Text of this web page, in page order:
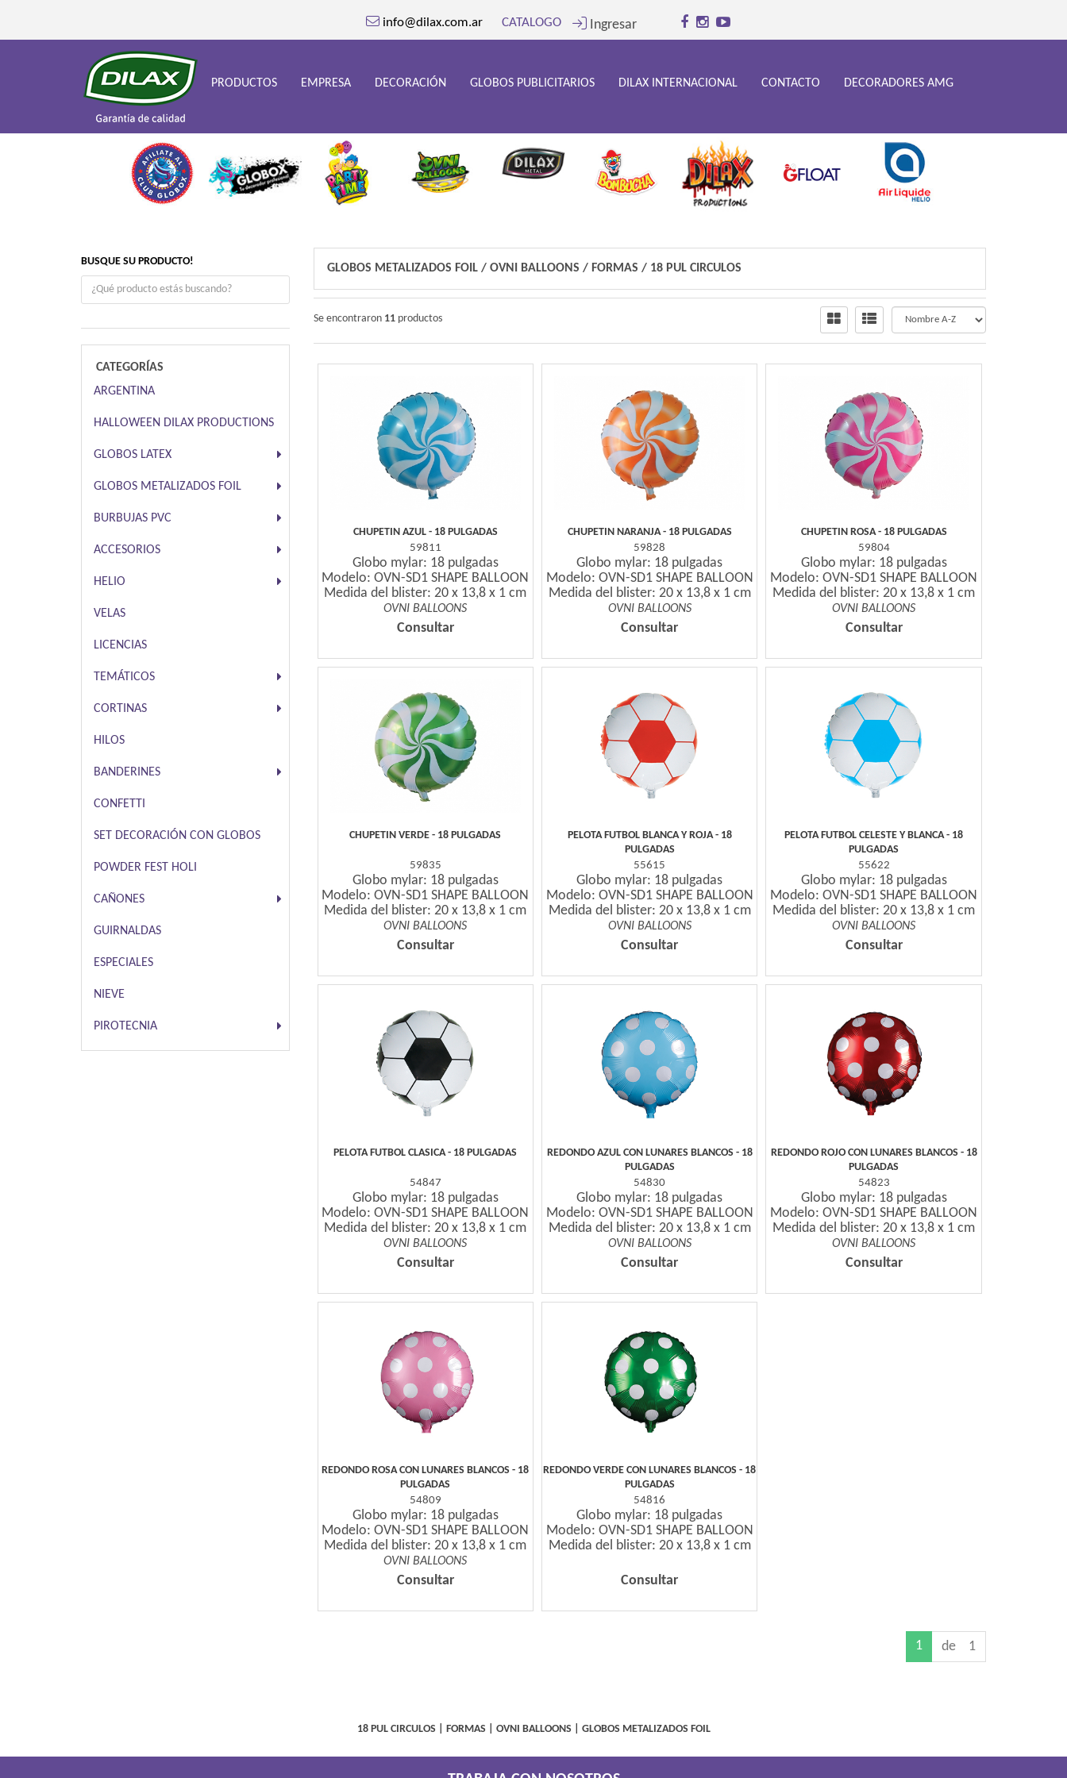
info@dilax.com.ar CATALOGO Ingresar
PRODUCTOS EMPRESA DECORACIÓN GLOBOS PUBLICITARIOS DILAX INTERNACIONAL CONTACTO DECORADORES AMG
BUSQUE SU PRODUCTO!
CATEGORÍAS
ARGENTINA
HALLOWEEN DILAX PRODUCTIONS
GLOBOS LATEX
GLOBOS METALIZADOS FOIL
BURBUJAS PVC
ACCESORIOS
HELIO
VELAS
LICENCIAS
TEMÁTICOS
CORTINAS
HILOS
BANDERINES
CONFETTI
SET DECORACIÓN CON GLOBOS
POWDER FEST HOLI
CAÑONES
GUIRNALDAS
ESPECIALES
NIEVE
PIROTECNIA
GLOBOS METALIZADOS FOIL /OVNI BALLOONS / FORMAS / 18 PUL CIRCULOS
Se encontraron 11 productos
CHUPETIN AZUL - 18 PULGADAS
59811
Globo mylar: 18 pulgadas
Modelo: OVN-SD1 SHAPE BALLOON
Medida del blister: 20 x 13,8 x 1 cm
OVNI BALLOONS
Consultar
CHUPETIN NARANJA - 18 PULGADAS
59828
Globo mylar: 18 pulgadas
Modelo: OVN-SD1 SHAPE BALLOON
Medida del blister: 20 x 13,8 x 1 cm
OVNI BALLOONS
Consultar
CHUPETIN ROSA - 18 PULGADAS
59804
Globo mylar: 18 pulgadas
Modelo: OVN-SD1 SHAPE BALLOON
Medida del blister: 20 x 13,8 x 1 cm
OVNI BALLOONS
Consultar
CHUPETIN VERDE - 18 PULGADAS
59835
Globo mylar: 18 pulgadas
Modelo: OVN-SD1 SHAPE BALLOON
Medida del blister: 20 x 13,8 x 1 cm
OVNI BALLOONS
Consultar
PELOTA FUTBOL BLANCA Y ROJA - 18
PULGADAS
55615
Globo mylar: 18 pulgadas
Modelo: OVN-SD1 SHAPE BALLOON
Medida del blister: 20 x 13,8 x 1 cm
OVNI BALLOONS
Consultar
PELOTA FUTBOL CELESTE Y BLANCA - 18
PULGADAS
55622
Globo mylar: 18 pulgadas
Modelo: OVN-SD1 SHAPE BALLOON
Medida del blister: 20 x 13,8 x 1 cm
OVNI BALLOONS
Consultar
PELOTA FUTBOL CLASICA - 18 PULGADAS
54847
Globo mylar: 18 pulgadas
Modelo: OVN-SD1 SHAPE BALLOON
Medida del blister: 20 x 13,8 x 1 cm
OVNI BALLOONS
Consultar
REDONDO AZUL CON LUNARES BLANCOS - 18
PULGADAS
54830
Globo mylar: 18 pulgadas
Modelo: OVN-SD1 SHAPE BALLOON
Medida del blister: 20 x 13,8 x 1 cm
OVNI BALLOONS
Consultar
REDONDO ROJO CON LUNARES BLANCOS - 18
PULGADAS
54823
Globo mylar: 18 pulgadas
Modelo: OVN-SD1 SHAPE BALLOON
Medida del blister: 20 x 13,8 x 1 cm
OVNI BALLOONS
Consultar
REDONDO ROSA CON LUNARES BLANCOS - 18
PULGADAS
54809
Globo mylar: 18 pulgadas
Modelo: OVN-SD1 SHAPE BALLOON
Medida del blister: 20 x 13,8 x 1 cm
OVNI BALLOONS
Consultar
REDONDO VERDE CON LUNARES BLANCOS - 18
PULGADAS
54816
Globo mylar: 18 pulgadas
Modelo: OVN-SD1 SHAPE BALLOON
Medida del blister: 20 x 13,8 x 1 cm
Consultar
1 de 1
18 PUL CIRCULOS FORMAS OVNI BALLOONS GLOBOS METALIZADOS FOIL